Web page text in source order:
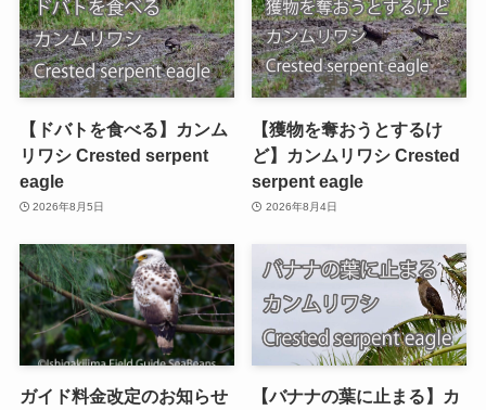
【ドバトを食べる】カンム
リワシ Crested serpent
eagle
2026年8月5日
【獲物を奪おうとするけ
ど】カンムリワシ Crested
serpent eagle
2026年8月4日
ガイド料金改定のお知らせ
【バナナの葉に止まる】カ